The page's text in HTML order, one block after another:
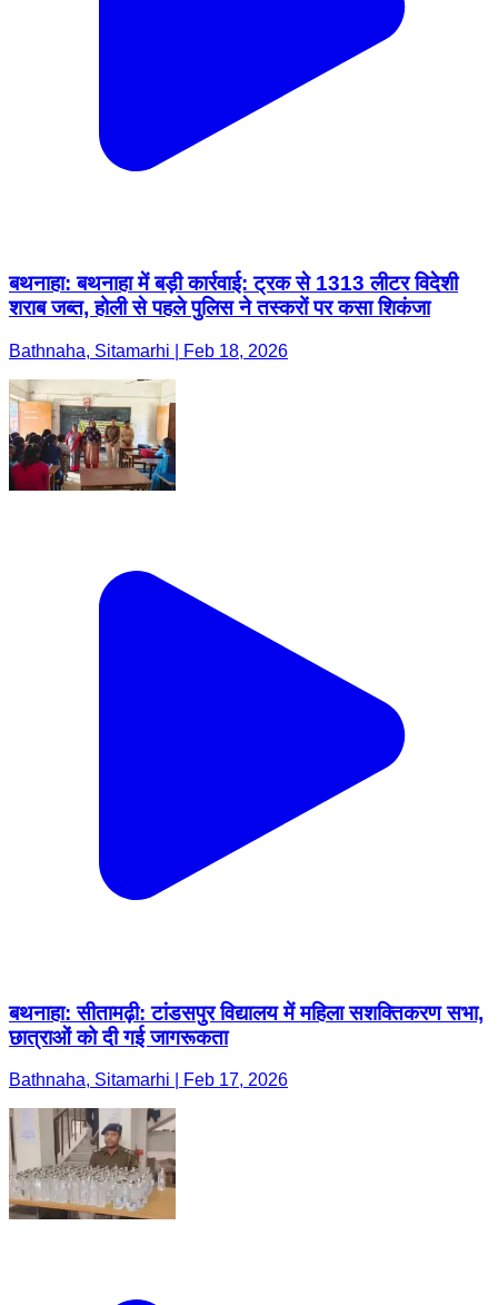
बथनाहा: बथनाहा में बड़ी कार्रवाई: ट्रक से 1313 लीटर विदेशी
शराब जब्त, होली से पहले पुलिस ने तस्करों पर कसा शिकंजा
Bathnaha, Sitamarhi | Feb 18, 2026
बथनाहा: सीतामढ़ी: टांडसपुर विद्यालय में महिला सशक्तिकरण सभा,
छात्राओं को दी गई जागरूकता
Bathnaha, Sitamarhi | Feb 17, 2026